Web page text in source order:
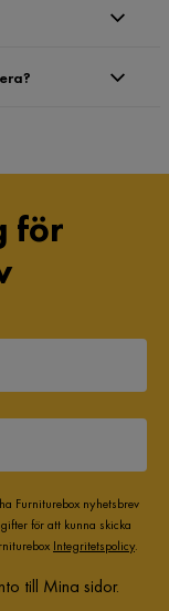
för
Furniturebox nyhetsbrev
för att kunna skicka
Integritetspolicy.
till Mina sidor.